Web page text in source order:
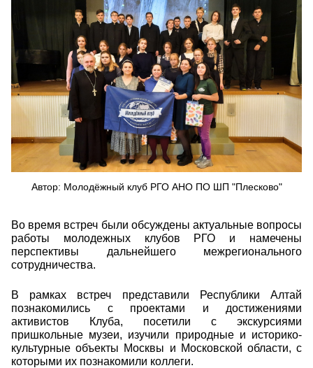
241umj73bzu.jpg
Автор: Молодёжный клуб РГО АНО ПО ШП "Плесково"
Во время встреч были обсуждены актуальные вопросы
работы молодежных клубов РГО и намечены
перспективы дальнейшего межрегионального
сотрудничества.
В рамках встреч представили Республики Алтай
познакомились с проектами и достижениями
активистов Клуба, посетили с экскурсиями
пришкольные музеи, изучили природные и историко-
культурные объекты Москвы и Московской области, с
которыми их познакомили коллеги.